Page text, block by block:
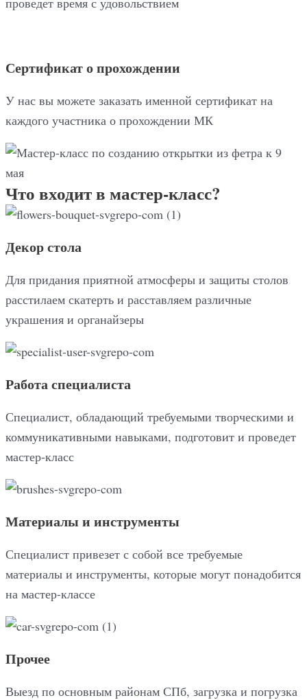
Сертификат о прохождении
У нас вы можете заказать именной сертификат на
каждого участника о прохождении МК
Что входит в мастер-класс?
Декор стола
Для придания приятной атмосферы и защиты столов
расстилаем скатерть и расставляем различные
украшения и органайзеры
Работа специалиста
Специалист, обладающий требуемыми творческими и
коммуникативными навыками, подготовит и проведет
мастер-класс
Материалы и инструменты
Специалист привезет с собой все требуемые
материалы и инструменты, которые могут понадобится
на мастер-классе
Прочее
Выезд по основным районам СПб, загрузка и погрузка